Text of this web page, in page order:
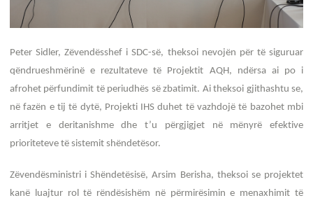
Peter Sidler, Zëvendësshef i SDC-së, theksoi nevojën për të siguruar
qëndrueshmërinë e rezultateve të Projektit AQH, ndërsa ai po i
afrohet përfundimit të periudhës së zbatimit. Ai theksoi gjithashtu se,
në fazën e tij të dytë, Projekti IHS duhet të vazhdojë të bazohet mbi
arritjet e deritanishme dhe t’u përgjigjet në mënyrë efektive
prioriteteve të sistemit shëndetësor.
Zëvendësministri i Shëndetësisë, Arsim Berisha, theksoi se projektet
kanë luajtur rol të rëndësishëm në përmirësimin e menaxhimit të